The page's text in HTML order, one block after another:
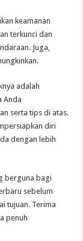
keamanan
terkunci dan
Juga,
adalah
Anda
serta tips di atas.
diri
dengan lebih
berguna bagi
sebelum
tujuan. Terima
penuh